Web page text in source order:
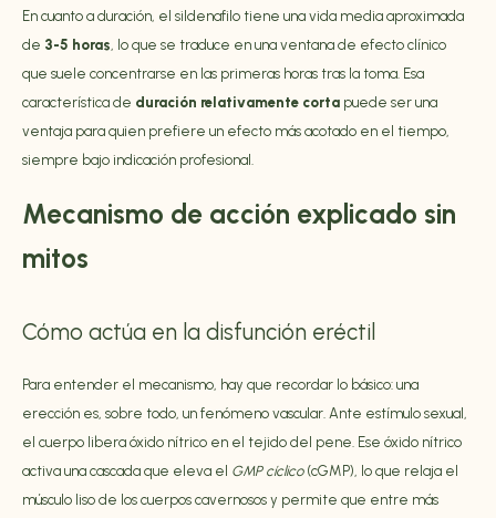
En cuanto a duración, el sildenafilo tiene una vida media aproximada
de 3-5 horas, lo que se traduce en una ventana de efecto clínico
que suele concentrarse en las primeras horas tras la toma. Esa
característica de duración relativamente corta puede ser una
ventaja para quien prefiere un efecto más acotado en el tiempo,
siempre bajo indicación profesional.
Mecanismo de acción explicado sin
mitos
Cómo actúa en la disfunción eréctil
Para entender el mecanismo, hay que recordar lo básico: una
erección es, sobre todo, un fenómeno vascular. Ante estímulo sexual,
el cuerpo libera óxido nítrico en el tejido del pene. Ese óxido nítrico
activa una cascada que eleva el GMP cíclico(cGMP), lo que relaja el
músculo liso de los cuerpos cavernosos y permite que entre más